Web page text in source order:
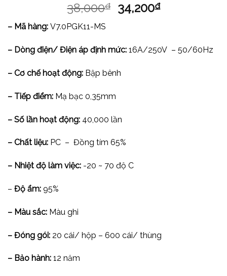
38,000₫ 34,200₫
– Mã hàng: V7.0PGK11-MS
– Dòng điện/ Điện áp định mức: 16A/250V – 50/60Hz
– Cơ chế hoạt động: Bập bênh
– Tiếp điểm: Mạ bạc 0,35mm
– Số lần hoạt động: 40,000 lần
– Chất liệu: PC – Đồng tím 65%
– Nhiệt độ làm việc: -20 ~ 70 độ C
– Độ ẩm: 95%
– Màu sắc: Màu ghi
– Đóng gói: 20 cái/ hộp – 600 cái/ thùng
– Bảo hành: 12 năm